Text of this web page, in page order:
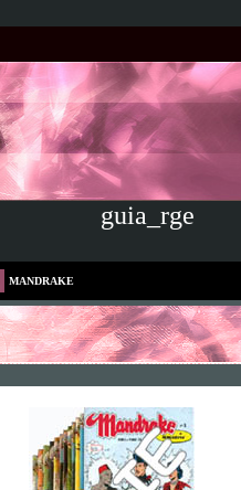
guia_rge
MANDRAKE